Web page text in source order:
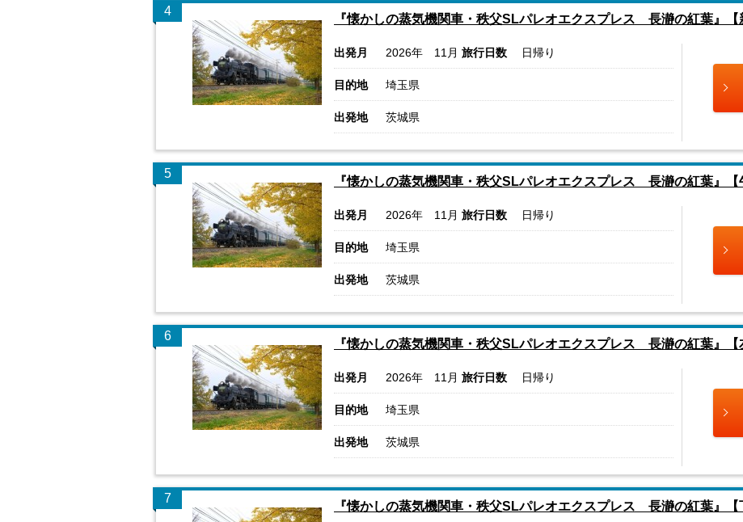
4
『懐かしの蒸気機関車・秩父SLパレオエクスプレス 長瀞の紅葉』【
出発月 2026年 11月 旅行日数 日帰り
目的地 埼玉県
出発地 茨城県
5
『懐かしの蒸気機関車・秩父SLパレオエクスプレス 長瀞の紅葉』【
出発月 2026年 11月 旅行日数 日帰り
目的地 埼玉県
出発地 茨城県
6
『懐かしの蒸気機関車・秩父SLパレオエクスプレス 長瀞の紅葉』【
出発月 2026年 11月 旅行日数 日帰り
目的地 埼玉県
出発地 茨城県
7
『懐かしの蒸気機関車・秩父SLパレオエクスプレス 長瀞の紅葉』【